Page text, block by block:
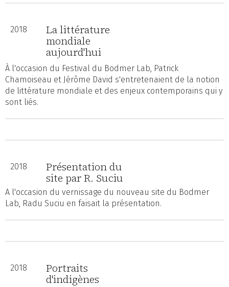
2018 La littérature
mondiale
aujourd'hui
À l'occasion du Festival du Bodmer Lab, Patrick
Chamoiseau et Jérôme David s'entretenaient de la notion
de littérature mondiale et des enjeux contemporains qui y
sont liés.
2018 Présentation du
site par R. Suciu
A l'occasion du vernissage du nouveau site du Bodmer
Lab, Radu Suciu en faisait la présentation.
2018 Portraits
d'indigènes